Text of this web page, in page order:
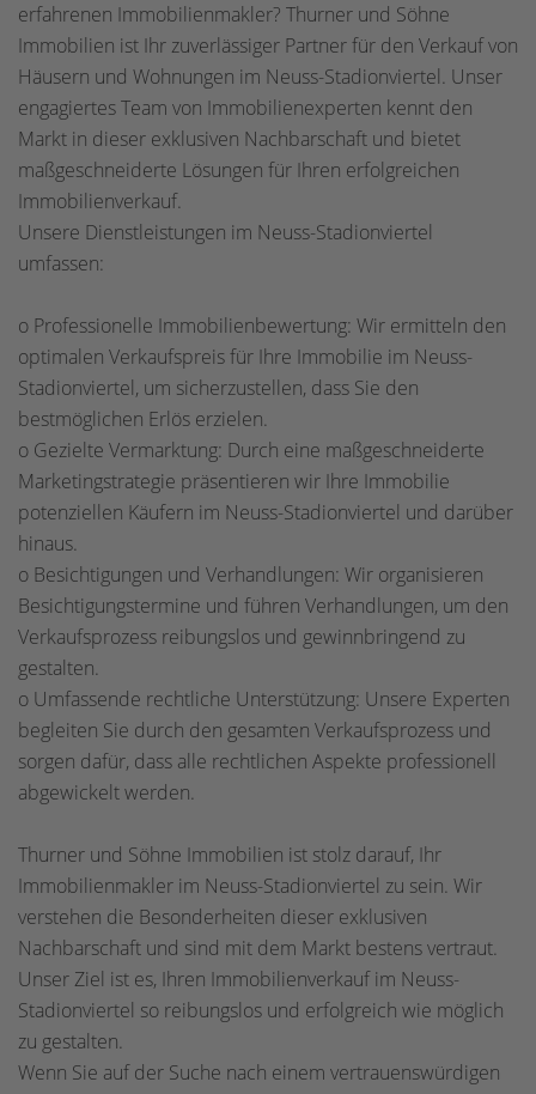
erfahrenen Immobilienmakler? Thurner und Söhne
Immobilien ist Ihr zuverlässiger Partner für den Verkauf von
Häusern und Wohnungen im Neuss-Stadionviertel. Unser
engagiertes Team von Immobilienexperten kennt den
Markt in dieser exklusiven Nachbarschaft und bietet
maßgeschneiderte Lösungen für Ihren erfolgreichen
Immobilienverkauf.
Unsere Dienstleistungen im Neuss-Stadionviertel
umfassen:
o Professionelle Immobilienbewertung: Wir ermitteln den
optimalen Verkaufspreis für Ihre Immobilie im Neuss-
Stadionviertel, um sicherzustellen, dass Sie den
bestmöglichen Erlös erzielen.
o Gezielte Vermarktung: Durch eine maßgeschneiderte
Marketingstrategie präsentieren wir Ihre Immobilie
potenziellen Käufern im Neuss-Stadionviertel und darüber
hinaus.
o Besichtigungen und Verhandlungen: Wir organisieren
Besichtigungstermine und führen Verhandlungen, um den
Verkaufsprozess reibungslos und gewinnbringend zu
gestalten.
o Umfassende rechtliche Unterstützung: Unsere Experten
begleiten Sie durch den gesamten Verkaufsprozess und
sorgen dafür, dass alle rechtlichen Aspekte professionell
abgewickelt werden.
Thurner und Söhne Immobilien ist stolz darauf, Ihr
Immobilienmakler im Neuss-Stadionviertel zu sein. Wir
verstehen die Besonderheiten dieser exklusiven
Nachbarschaft und sind mit dem Markt bestens vertraut.
Unser Ziel ist es, Ihren Immobilienverkauf im Neuss-
Stadionviertel so reibungslos und erfolgreich wie möglich
zu gestalten.
Wenn Sie auf der Suche nach einem vertrauenswürdigen